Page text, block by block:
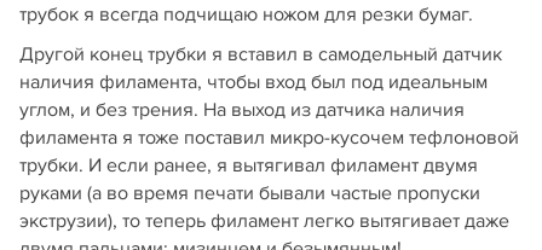
трубок я всегда подчищаю ножом для резки бумаг.
Другой конец трубки я вставил в самодельный датчик
наличия филамента, чтобы вход был под идеальным
углом, и без трения. На выход из датчика наличия
филамента я тоже поставил микро-кусочем тефлоновой
трубки. И если ранее, я вытягивал филамент двумя
руками (а во время печати бывали частые пропуски
экструзии), то теперь филамент легко вытягивает даже